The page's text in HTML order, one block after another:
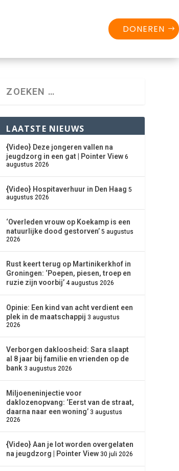
DONEREN
LAATSTE NIEUWS
{Video} Deze jongeren vallen na
jeugdzorg in een gat | Pointer View 6
augustus 2026
{Video} Hospitaverhuur in Den Haag 5
augustus 2026
‘Overleden vrouw op Koekamp is een
natuurlijke dood gestorven’ 5 augustus
2026
Rust keert terug op Martinikerkhof in
Groningen: ‘Poepen, piesen, troep en
ruzie zijn voorbij’ 4 augustus 2026
Opinie: Een kind van acht verdient een
plek in de maatschappij 3 augustus
2026
Verborgen dakloosheid: Sara slaapt
al 8 jaar bij familie en vrienden op de
bank 3 augustus 2026
Miljoeneninjectie voor
daklozenopvang: ‘Eerst van de straat,
daarna naar een woning’ 3 augustus
2026
{Video} Aan je lot worden overgelaten
na jeugdzorg | Pointer View 30 juli 2026